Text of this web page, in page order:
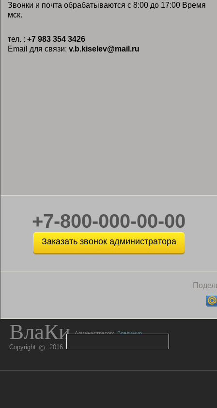
Звонки и почта обрабатываются с 8:00 до 17:00 Время
мск.
тел. : +7 983 354 3426
Email для связи: v.b.kiselev@mail.ru
+7-800-000-00-00
Заказать звонок администратора
Copyright 2016
ВлаКи Администратор:Владимир